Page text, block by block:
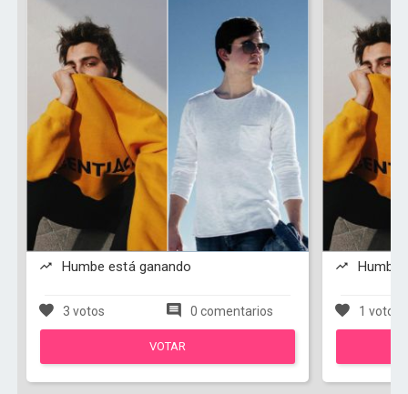
Humbe está ganando
3 votos 0 comentarios
VOTAR
Humbe
1 votos